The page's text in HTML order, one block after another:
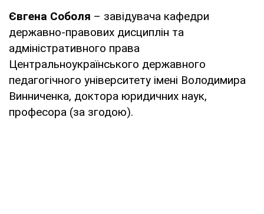
Євгена Соболя – завідувача кафедри
державно-правових дисциплін та
адміністративного права
Центральноукраїнського державного
педагогічного університету імені Володимира
Винниченка, доктора юридичних наук,
професора (за згодою).